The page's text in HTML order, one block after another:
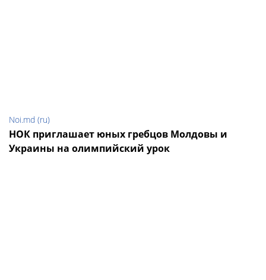
Noi.md (ru)
НОК приглашает юных гребцов Молдовы и
Украины на олимпийский урок